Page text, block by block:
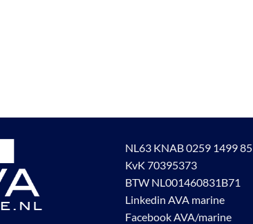
NL63 KNAB 0259 1499 85
KvK 70395373
BTW NL001460831B71
Linkedin AVA marine
Facebook AVA/marine